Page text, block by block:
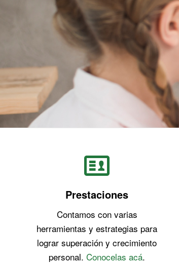
Excelentes Profesionales y muy
integradora y
Prestaciones
Contamos con varias
herramientas y estrategias para
lograr superación y crecimiento
personal.Conocelas acá.